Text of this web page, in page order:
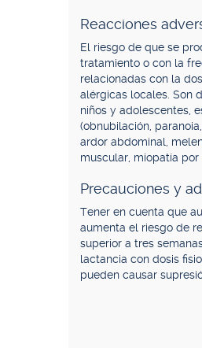
Reacciones
El riesgo de que se
tratamiento o con la
relacionadas con la
alérgicas locales. Son
niños y adolescentes,
(obnubilación,
ardor abdominal,
muscular, miopatía por
Precauciones y
Tener en cuenta que
aumenta el riesgo de
superior a tres
lactancia con dosis
pueden causar